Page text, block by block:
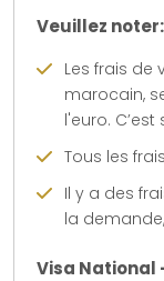
Veuillez noter:
Les frais de
marocain,
l'euro.
Tous les
Il y a des
la
Visa National